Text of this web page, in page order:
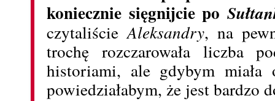
koniecznie sięgnijcie po
czytaliścieAleksandry, na
trochę rozczarowała liczba
historiami, ale gdybym miała
powiedziałabym, że jest bardzo